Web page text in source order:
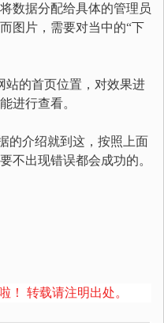
据分配给具体的管理员
图片，需要对当中的“下
的首页位置，对效果进
进行查看。
介绍就到这，按照上面
不出现错误都会成功的。
！ 转载请注明出处。